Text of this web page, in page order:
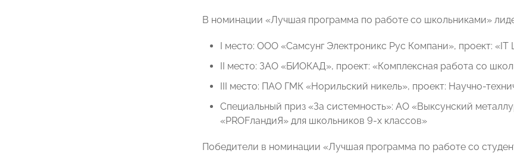
В номинации «Лучшая программа по работе со школьниками»
I место: ООО «Самсунг Электроникс Рус Компани», проект:
II место: ЗАО «БИОКАД», проект: «Комплексная работа со
III место: ПАО ГМК «Норильский никель», проект: Научно-
Специальный приз «За системность»: АО «Выксунский
«PROFландиЯ» для школьников 9-х классов»
Победители в номинации «Лучшая программа по работе со